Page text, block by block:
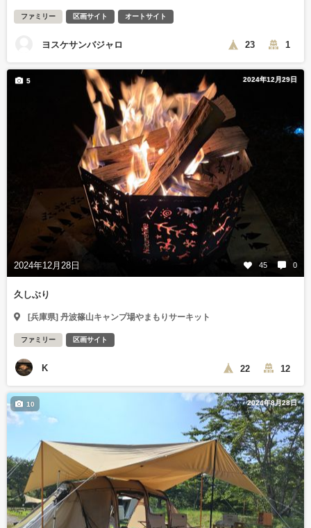
ファミリー 区画サイト オートサイト
ヨスケサンバジャロ 23 1
2024年12月29日
2024年12月28日 45 0
5
久しぶり
[兵庫県] 丹波篠山キャンプ場やまもりサーキット
ファミリー 区画サイト
K 22 12
2024年8月28日
10